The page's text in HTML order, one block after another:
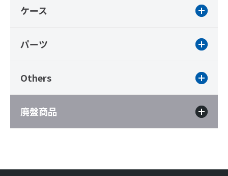
ケース
パーツ
Others
廃盤商品